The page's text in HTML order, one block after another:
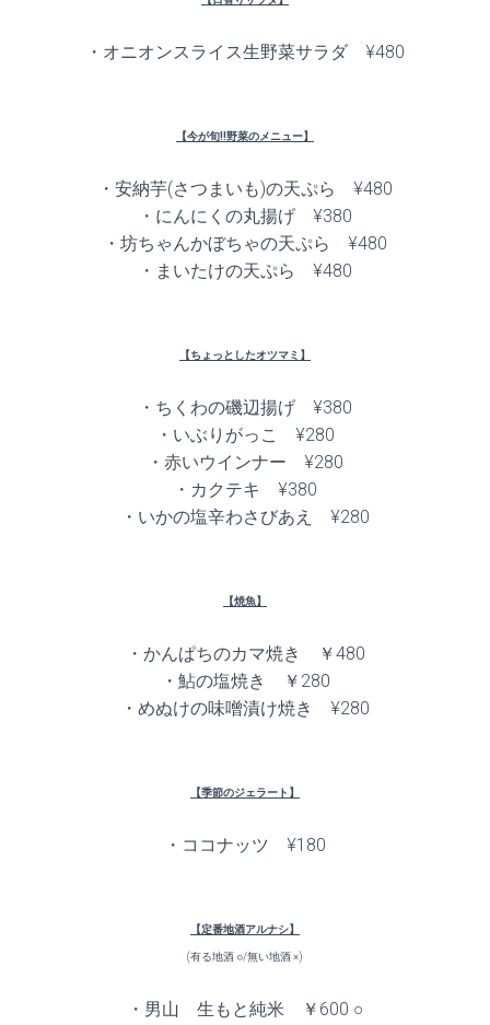
・オニオンスライス生野菜サラダ ¥480
【今が旬!!野菜のメニュー】
・安納芋(さつまいも)の天ぷら ¥480
・にんにくの丸揚げ ¥380
・坊ちゃんかぼちゃの天ぷら ¥480
・まいたけの天ぷら ¥480
【ちょっとしたオツマミ】
・ちくわの磯辺揚げ ¥380
・いぶりがっこ ¥280
・赤いウインナー ¥280
・カクテキ ¥380
・いかの塩辛わさびあえ ¥280
【焼魚】
・かんぱちのカマ焼き ￥480
・鮎の塩焼き ￥280
・めぬけの味噌漬け焼き ¥280
【季節のジェラート】
・ココナッツ ¥180
【定番地酒アルナシ】
(有る地酒 ○/無い地酒 ×)
・男山 生もと純米 ￥600 ○